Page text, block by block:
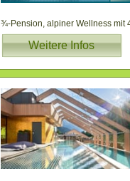
¾-Pension, alpiner Wellness mit
Weitere Infos